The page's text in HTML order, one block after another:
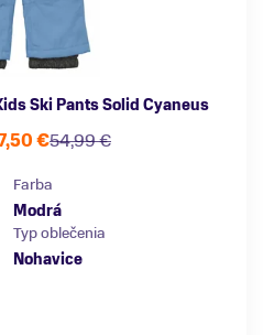
Ski Pants Solid Cyaneus
54,99 €
€
Farba
Modrá
Typ oblečenia
Nohavice